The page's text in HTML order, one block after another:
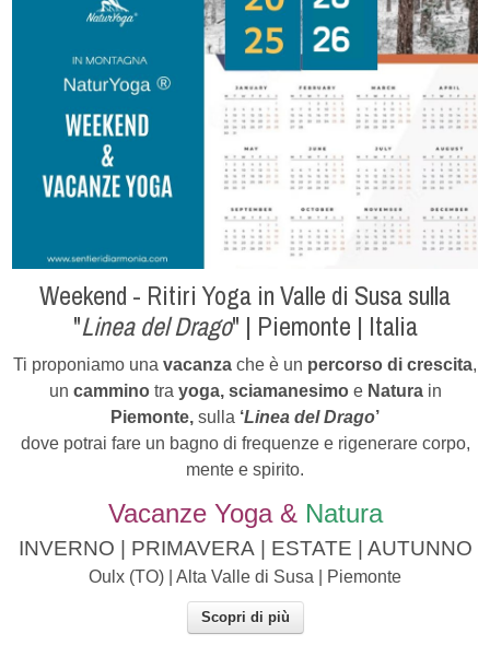
Weekend - Ritiri Yoga in Valle di Susa sulla
"Linea del Drago" | Piemonte | Italia
Ti proponiamo una vacanza che è un percorso di crescita,
un cammino tra yoga, sciamanesimo eNatura in
Piemonte, sulla ‘Linea del Drago’
dove potrai fare un bagno di frequenze e rigenerare corpo,
mente e spirito.
Vacanze Yoga & Natura
INVERNO | PRIMAVERA | ESTATE | AUTUNNO
Oulx (TO) | Alta Valle di Susa | Piemonte
Scopri di più